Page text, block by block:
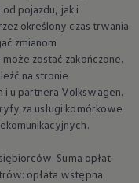
pojazdu, jak i
określony czas trwania
zmianom
zostać zakończone.
na stronie
u partnera Volkswagen.
za usługi komórkowe
Suma opłat
opłata wstępna